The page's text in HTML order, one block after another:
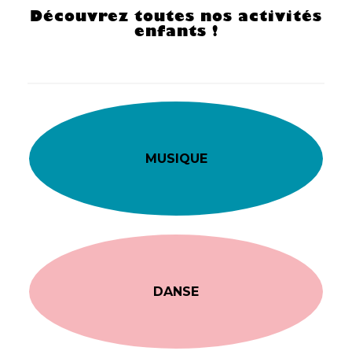
Découvrez toutes nos activités
enfants !
MUSIQUE
DANSE